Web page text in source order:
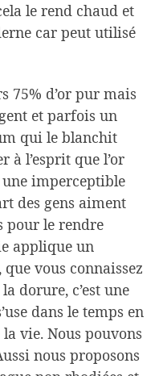
le rend chaud et
car peut utilisé
75% d’or pur mais
et parfois un
qui le blanchit
à l’esprit que l’or
une imperceptible
des gens aiment
pour le rendre
applique un
que vous connaissez
dorure, c’est une
dans le temps en
vie. Nous pouvons
nous proposons